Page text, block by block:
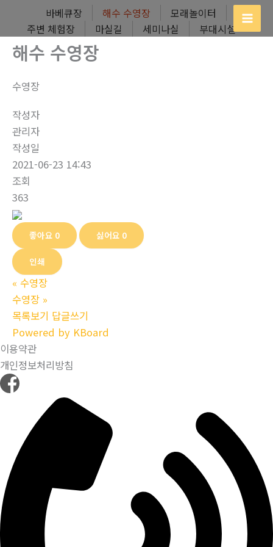
츠
바베큐장 해수 수영장
모래놀이터
주변 체험장
마실길 세미나실 부대시설
해수 수영장
수영장
작성자
관리자
작성일
2021-06-23 14:43
조회
363
좋아요 0 싫어요 0
인쇄
« 수영장
수영장 »
목록보기 답글쓰기
Powered by KBoard
이용약관
개인정보처리방침